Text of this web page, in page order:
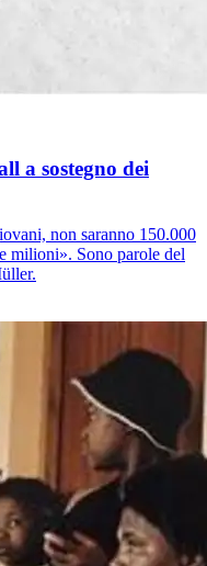
a sostegno dei
non saranno 150.000
milioni». Sono parole del